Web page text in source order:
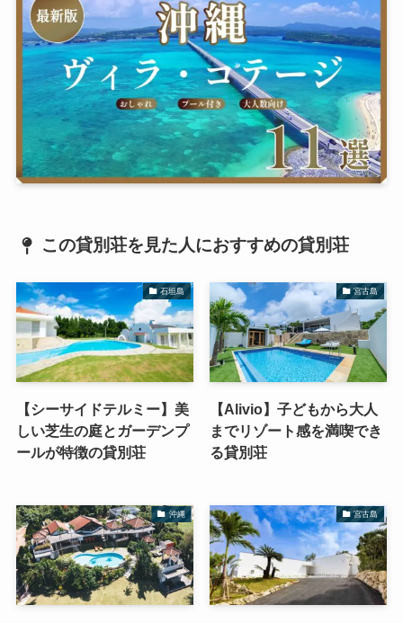
この貸別荘を見た人におすすめの貸別荘
石垣島
【シーサイドテルミー】美
しい芝生の庭とガーデンプ
ールが特徴の貸別荘
宮古島
【Alivio】子どもから大人
までリゾート感を満喫でき
る貸別荘
沖縄 宮古島